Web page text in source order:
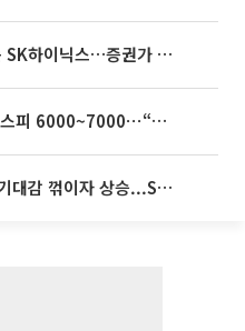
'불안과 기대 사이' 널뛰는 SK하이닉스…증권가 "HBM4·LTA 기반 펀터멘털 견고"
[주간증시전망] 다음주 코스피 6000~7000⋯“外人 수급은 정책이 변수”
뉴욕증시, 연준 금리인상 기대감 꺾이자 상승...S&P500 사상 최고치 [종합]